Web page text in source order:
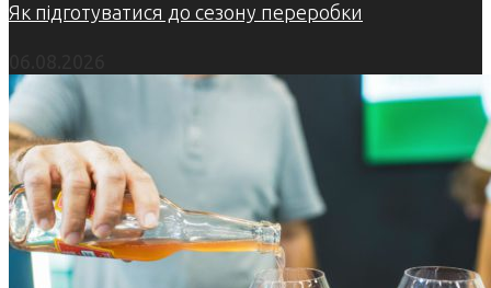
Як підготуватися до сезону переробки